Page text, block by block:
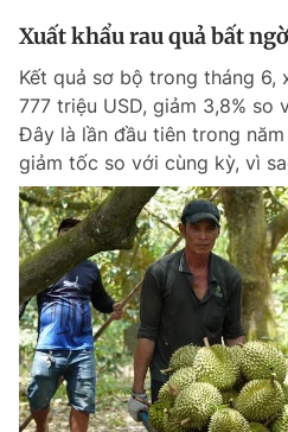
Phó tổng biên tập: Lâm Hiếu Dũng
Phó tổng biên tập: Trần Việt Hưng
Tổng thư ký tòa soạn: Đức Trung
Giấy phép xuất bản số 110/GP -
© 2003-2026 Bản quyền thuộc về
dưới mọi hình thức nếu không có sự
Phát triển bởi ePi Technologies, JSC.
Xuất khẩu rau quả bất
Kết quả sơ bộ trong tháng 6,
777 triệu USD, giảm 3,8% so
Đây là lần đầu tiên trong
giảm tốc so với cùng kỳ, vì